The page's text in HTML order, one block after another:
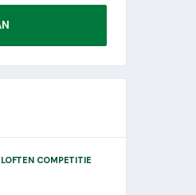
COMPETITIE